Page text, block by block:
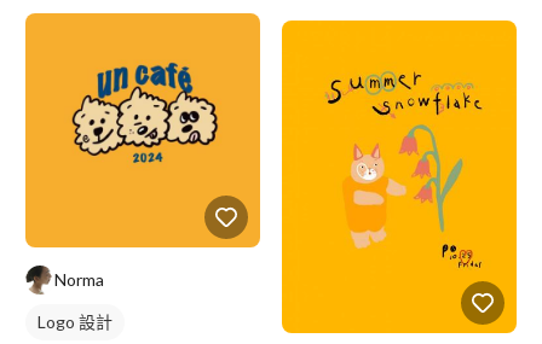
Norma
Logo 設計